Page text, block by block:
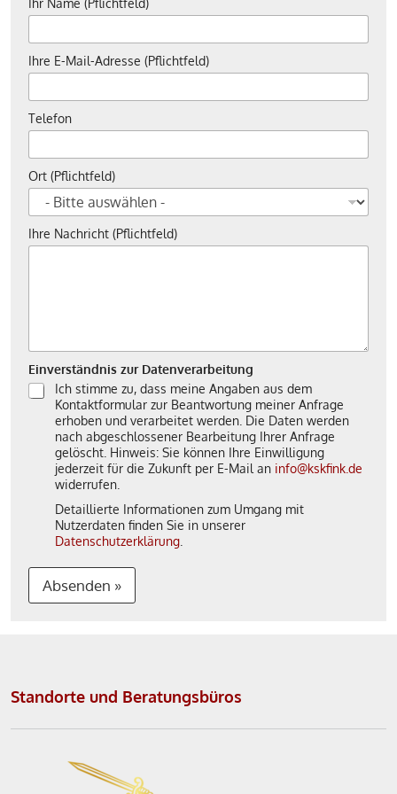
Ihr Name (Pflichtfeld)
Ihre E-Mail-Adresse (Pflichtfeld)
Telefon
Ort (Pflichtfeld)
Ihre Nachricht (Pflichtfeld)
Einverständnis zur Datenverarbeitung
Ich stimme zu, dass meine Angaben aus dem
Kontaktformular zur Beantwortung meiner Anfrage
erhoben und verarbeitet werden. Die Daten werden
nach abgeschlossener Bearbeitung Ihrer Anfrage
gelöscht. Hinweis: Sie können Ihre Einwilligung
jederzeit für die Zukunft per E-Mail an info@kskfink.de
widerrufen.
Detaillierte Informationen zum Umgang mit
Nutzerdaten finden Sie in unserer
Datenschutzerklärung
Absenden »
e
Standorte und Beratungsbüros